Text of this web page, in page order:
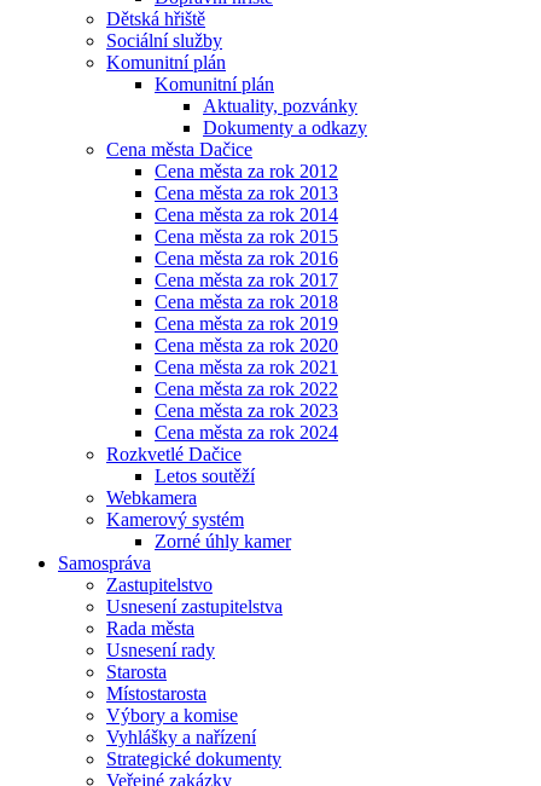
Dětská hřiště
Sociální služby
Komunitní plán
Komunitní plán
Aktuality, pozvánky
Dokumenty a odkazy
Cena města Dačice
Cena města za rok 2012
Cena města za rok 2013
Cena města za rok 2014
Cena města za rok 2015
Cena města za rok 2016
Cena města za rok 2017
Cena města za rok 2018
Cena města za rok 2019
Cena města za rok 2020
Cena města za rok 2021
Cena města za rok 2022
Cena města za rok 2023
Cena města za rok 2024
Rozkvetlé Dačice
Letos soutěží
Webkamera
Kamerový systém
Zorné úhly kamer
Samospráva
Zastupitelstvo
Usnesení zastupitelstva
Rada města
Usnesení rady
Starosta
Místostarosta
Výbory a komise
Vyhlášky a nařízení
Strategické dokumenty
Veřejné zakázky